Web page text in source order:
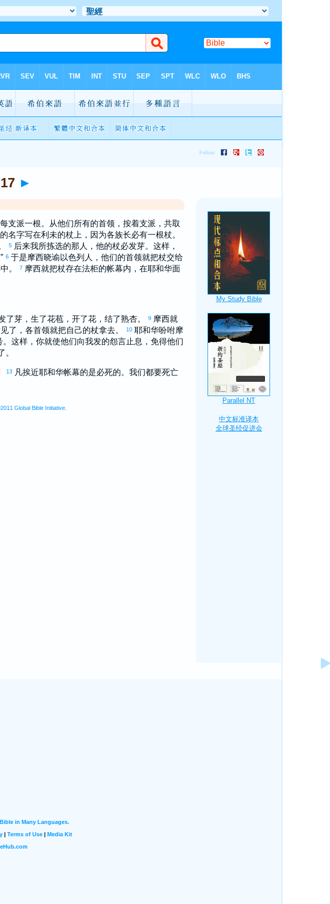
►
支派一根。从他们所有的首领，按着支派，共取
的名字写在利未的杖上，因为各族长必有一根杖。
5 后来我所拣选的那人，他的杖必发芽。这样，
6 于是摩西晓谕 以色列 人，他们的首领就把杖交给
。 7 摩西就把杖存在法柜的帐幕内，在耶和华面
了芽，生了花苞，开了花，结了熟杏。 9 摩西就
了，各首领就把自己的杖拿去。 10 耶和华吩咐摩
这样，你就使他们向我发的怨言止息，免得他们
13 凡挨近耶和华帐幕的是必死的。我们都要死亡
Global Bible Initiative.